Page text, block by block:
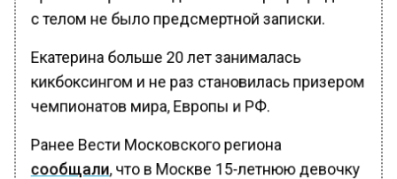
с телом не было предсмертной записки.
Екатерина больше 20 лет занималась
кикбоксингом и не раз становилась призером
чемпионатов мира, Европы и РФ.
Ранее Вести Московского региона
сообщали, что в Москве 15-летнюю девочку